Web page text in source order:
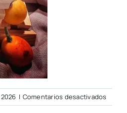
| Comentarios desactivadosen